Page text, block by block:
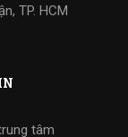
TP. HCM
tâm